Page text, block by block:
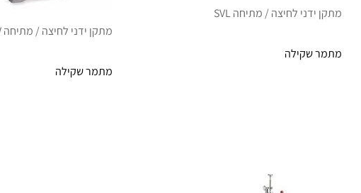
מתקן ידני לחיצה / מתיחה SVL
מתמר שקילה
מתקן ידני לחיצה / מתיחה NLV
מתמר שקילה